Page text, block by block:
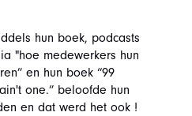
hun boek, podcasts
"hoe medewerkers hun
en hun boek “99
one.” beloofde hun
en dat werd het ook !